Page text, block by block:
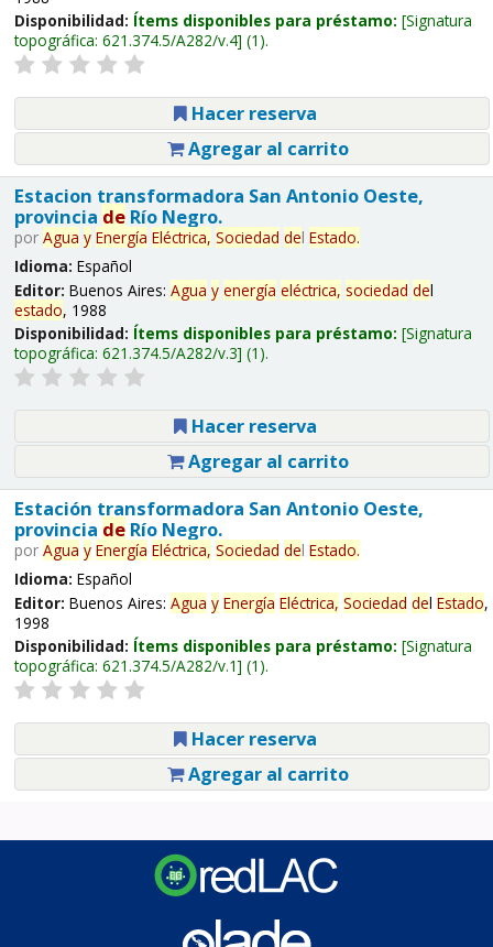
Disponibilidad: Ítems disponibles para préstamo: Signatura
topográfica: 621.374.5/A282/v.4 (1).
Hacer reserva
Agregar al carrito
Estacion transformadora San Antonio Oeste,
provincia deRío Negro.
por Agua y Energía Eléctrica, Sociedad del Estado.
Idioma: Español
Editor: Buenos Aires: Agua y energía eléctrica, sociedad del
estado, 1988
Disponibilidad: Ítems disponibles para préstamo: Signatura
topográfica: 621.374.5/A282/v.3 (1).
Hacer reserva
Agregar al carrito
Estación transformadora San Antonio Oeste,
provincia deRío Negro.
por Agua y Energía Eléctrica, Sociedad del Estado.
Idioma: Español
Editor: Buenos Aires: Agua y Energía Eléctrica, Sociedad del Estado,
1998
Disponibilidad: Ítems disponibles para préstamo: Signatura
topográfica: 621.374.5/A282/v.1 (1).
Hacer reserva
Agregar al carrito